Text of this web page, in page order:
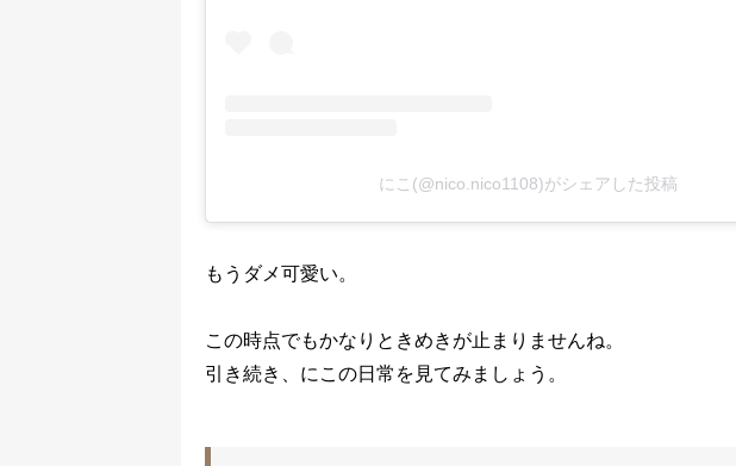
にこ(@nico.nico1108)がシェアした投稿
もうダメ可愛い。
この時点でもかなりときめきが止まりませんね。
引き続き、にこの日常を見てみましょう。